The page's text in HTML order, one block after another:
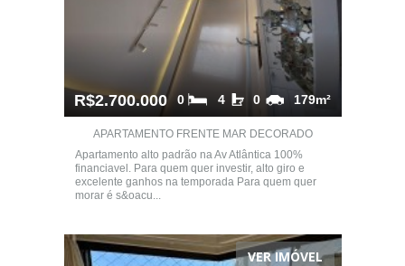
R$2.700.000 179m²
0
4
0
APARTAMENTO FRENTE MAR DECORADO
Apartamento alto padrão na Av Atlântica 100%
financiavel. Para quem quer investir, alto giro e
excelente ganhos na temporada Para quem quer
morar é s&oacu...
VER IMÓVEL